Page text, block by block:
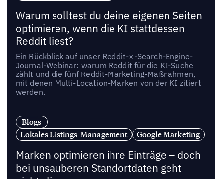
Warum solltest du deine eigenen Seiten
optimieren, wenn die KI stattdessen
Reddit liest?
Ein Rückblick auf unser Reddit-×-Search-Engine-
Journal-Webinar: warum Reddit für die KI-Suche
zählt und die fünf Reddit-Marketing-Maßnahmen,
mit denen Multi-Location-Marken von der KI zitiert
werden.
Blogs
Lokales Listings-Management
Google Marketing
Marken optimieren ihre Einträge – doch
bei unsauberen Standortdaten geht